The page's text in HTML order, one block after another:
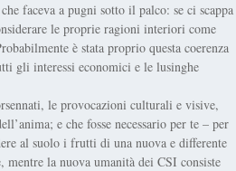
faceva a pugni sotto il palco: se ci scappa
le proprie ragioni interiori come
è stata proprio questa coerenza
gli interessi economici e le lusinghe
le provocazioni culturali e visive,
e che fosse necessario per te – per
al suolo i frutti di una nuova e differente
mentre la nuova umanità dei CSI consiste